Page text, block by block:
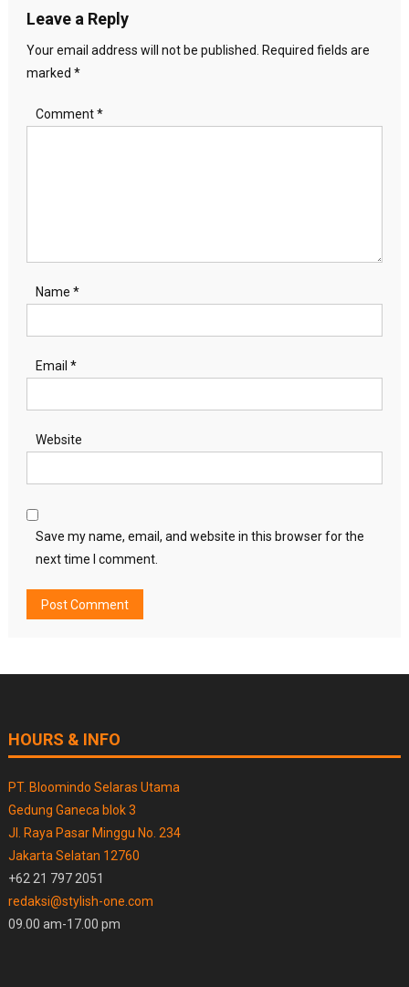
Leave a Reply
Your email address will not be published.
Required fields are
marked *
Comment*
Name *
Email *
Website
Save my name, email, and website in this browser for the
next time I comment.
HOURS & INFO
PT. Bloomindo Selaras Utama
Gedung Ganeca blok 3
Jl. Raya Pasar Minggu No. 234
Jakarta Selatan 12760
+62 21 797 2051
redaksi@stylish-one.com
09.00 am-17.00 pm